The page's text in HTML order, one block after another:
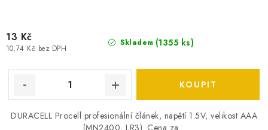
Skladem (1355 ks)
10,74 Kč bez DPH
13 Kč
DURACELL Procell profesionální článek, napětí 1.5V, velikost AAA
(MN2400, LR3). Cena za...